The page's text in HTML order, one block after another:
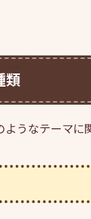
類
ようなテーマに